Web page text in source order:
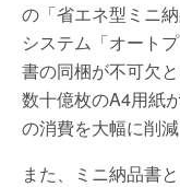
の「省エネ型ミニ
システム「オート
書の同梱が不可欠
数十億枚のA4用紙
の消費を大幅に削
また、ミニ納品書